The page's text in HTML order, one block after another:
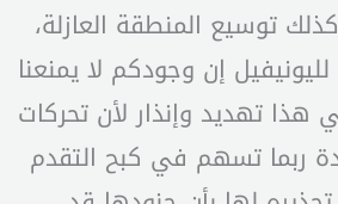
توسيع المنطقة العازلة،
إن وجودكم لا يمنعنا
هذا تهديد وإنذار لأن تحركات
ربما تسهم في كبح التقدم